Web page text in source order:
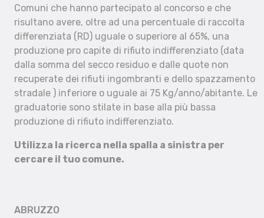
Comuni che hanno partecipato al concorso e che
risultano avere, oltre ad una percentuale di raccolta
differenziata (RD) uguale o superiore al 65%, una
produzione pro capite di rifiuto indifferenziato (data
dalla somma del secco residuo e dalle quote non
recuperate dei rifiuti ingombranti e dello spazzamento
stradale ) inferiore o uguale ai 75 Kg/anno/abitante. Le
graduatorie sono stilate in base alla più bassa
produzione di rifiuto indifferenziato.
Utilizza la ricerca nella spalla a sinistra per
cercare il tuo comune.
ABRUZZO